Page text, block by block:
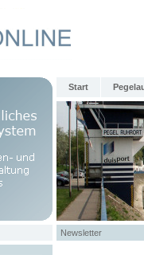
Start
Newsletter